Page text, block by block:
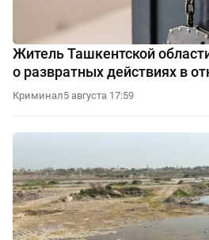
Житель Ташкентской
о развратных действиях в
Криминал5 августа 17:59